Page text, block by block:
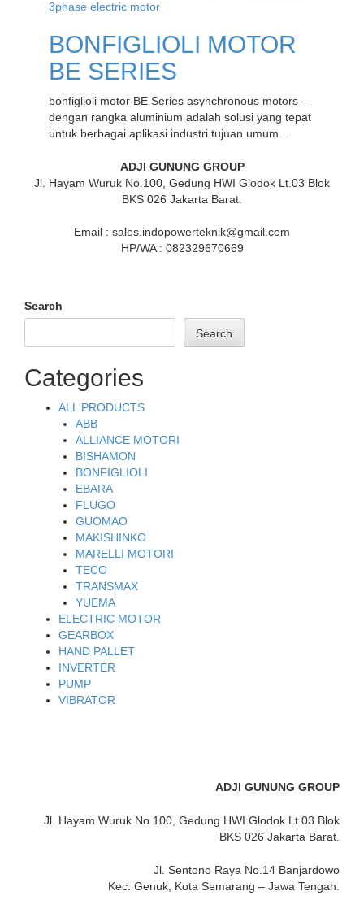
BONFIGLIOLI MOTOR
BE SERIES
bonfiglioli motor BE Series asynchronous motors –
dengan rangka aluminium adalah solusi yang tepat
untuk berbagai aplikasi industri tujuan umum....
ADJI GUNUNG GROUP
Jl. Hayam Wuruk No.100, Gedung HWI Glodok Lt.03 Blok
BKS 026 Jakarta Barat.
Email : sales.indopowerteknik@gmail.com
HP/WA : 082329670669
Search
Search
Categories
ALL PRODUCTS
ABB
ALLIANCE MOTORI
BISHAMON
BONFIGLIOLI
EBARA
FLUGO
GUOMAO
MAKISHINKO
MARELLI MOTORI
TECO
TRANSMAX
YUEMA
ELECTRIC MOTOR
GEARBOX
HAND PALLET
INVERTER
PUMP
VIBRATOR
ADJI GUNUNG GROUP
Jl. Hayam Wuruk No.100, Gedung HWI Glodok Lt.03 Blok
BKS 026 Jakarta Barat.
Jl. Sentono Raya No.14 Banjardowo
Kec. Genuk, Kota Semarang – Jawa Tengah.